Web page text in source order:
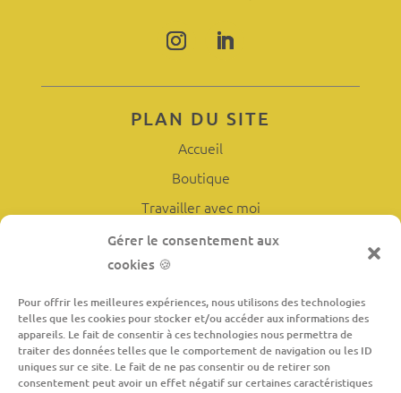
Gérer le consentement aux
cookies 🍪
Pour offrir les meilleures expériences, nous utilisons des technologies
telles que les cookies pour stocker et/ou accéder aux informations des
appareils. Le fait de consentir à ces technologies nous permettra de
traiter des données telles que le comportement de navigation ou les ID
uniques sur ce site. Le fait de ne pas consentir ou de retirer son
consentement peut avoir un effet négatif sur certaines caractéristiques
PLAN DU SITE
Accueil
Boutique
Travailler avec moi
L’atelier
Contact
INFORMATIONS LÉGALES